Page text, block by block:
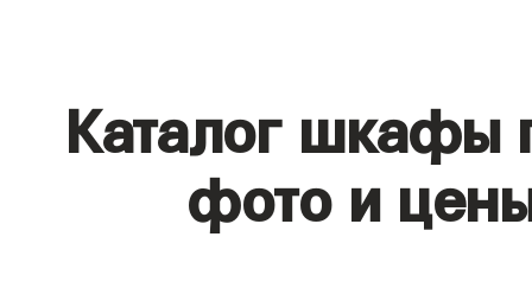
Каталог шкафы
фото и